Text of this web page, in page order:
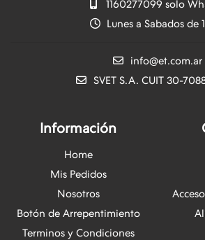
1160277099 solo
Lunes a Sabados de
info@et.com.ar
SVET S.A. CUIT 30-
Información
Home
Mis Pedidos
Nosotros
Botón de Arrepentimiento
Terminos y Condiciones